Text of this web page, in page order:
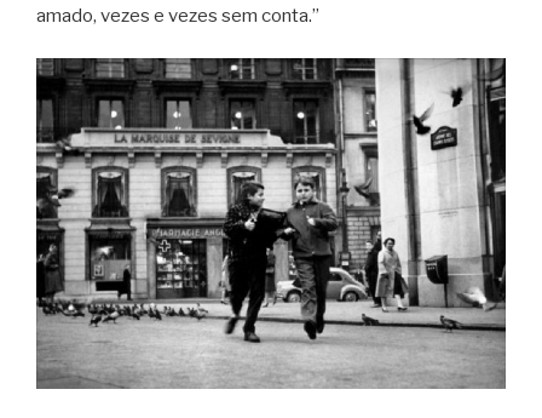
amado, vezes e vezes sem conta.”